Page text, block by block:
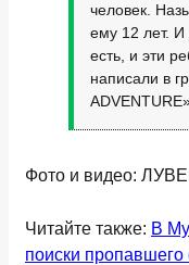
человек.
ему 12 лет.
есть, и эти
написали в
Фото и видео:
Читайте также: В
поиски